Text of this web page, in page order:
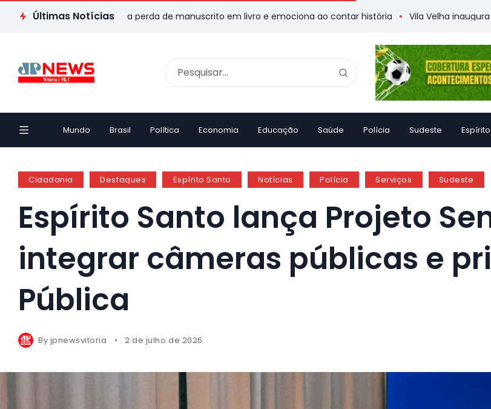
Últimas Notícias
capixaba transforma perda de manuscrito em livro e emociona ao contar história Vila Velha inaugura Casa da
Mundo Brasil Política Economia Educação Saúde Polícia Sudeste
Cidadania Destaques Espírito Santo Notícias Polícia Serviços Sudeste
Espírito Santo lança Projeto
integrar câmeras públicas e
Pública
By jpnewsvitoria 2 de julho de 2026